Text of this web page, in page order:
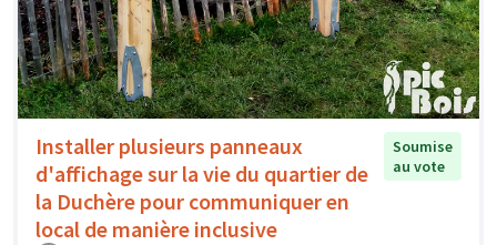
Installer plusieurs panneaux
d'affichage sur la vie du quartier de
la Duchère pour communiquer en
local de manière inclusive
Soumise
au vote